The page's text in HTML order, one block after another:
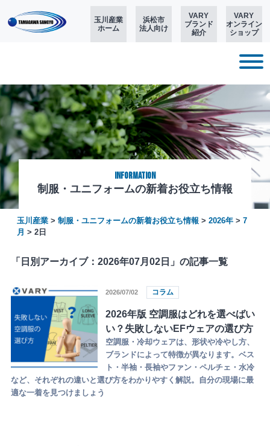
玉川産業
ホーム
浜松市
法人向け
VARY
ブランド
紹介
VARY
オンライン
ショップ
制服・ユニフォームの新着お役立ち情報
Information
玉川産業> 制服・ユニフォームの新着お役立ち情報 > 2026年> 7
月 > 2日
「日別アーカイブ：2026年07月02日」の記事一覧
2026/07/02 コラム
2026年版 空調服はどれを選べばい
い？失敗しないEFウェアの選び方
空調服・冷却ウェアは、形状や冷やし方、
ブランドによって特徴が異なります。ベス
ト・半袖・長袖やファン・ペルチェ・水冷
など、それぞれの違いと選び方をわかりやすく解説。自分の現場に最
適な一着を見つけましょう